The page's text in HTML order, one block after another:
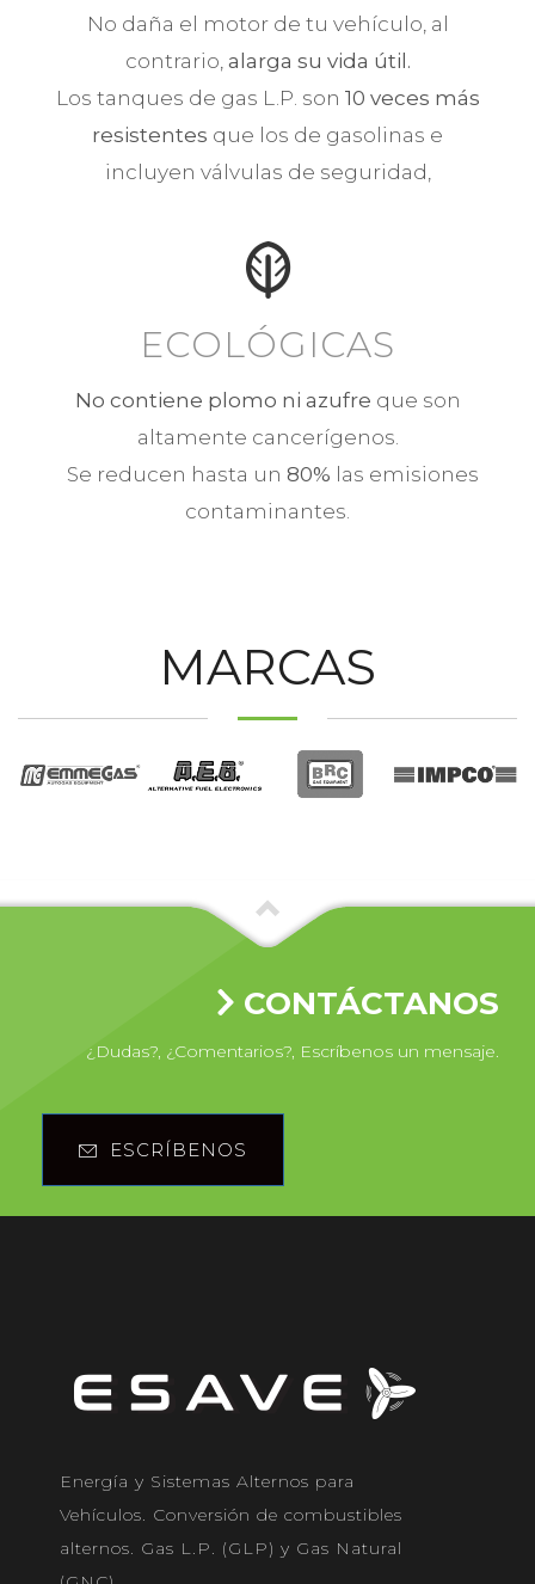
No daña el motor de tu vehículo, al
contrario,alarga su vida útil.
Los tanques de gas L.P. son 10 veces más
resistentes que los de gasolinas e
incluyen válvulas de seguridad,
ECOLÓGICAS
No contiene plomo ni azufre que son
altamente cancerígenos.
Se reducen hasta un 80% las emisiones
contaminantes.
MARCAS
CONTÁCTANOS
¿Dudas?, ¿Comentarios?, Escríbenos un mensaje.
ESCRÍBENOS
Energía y Sistemas Alternos para
Vehículos. Conversión de combustibles
alternos. Gas L.P. (GLP) y Gas Natural